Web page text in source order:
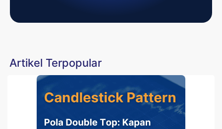
Artikel Terpopular